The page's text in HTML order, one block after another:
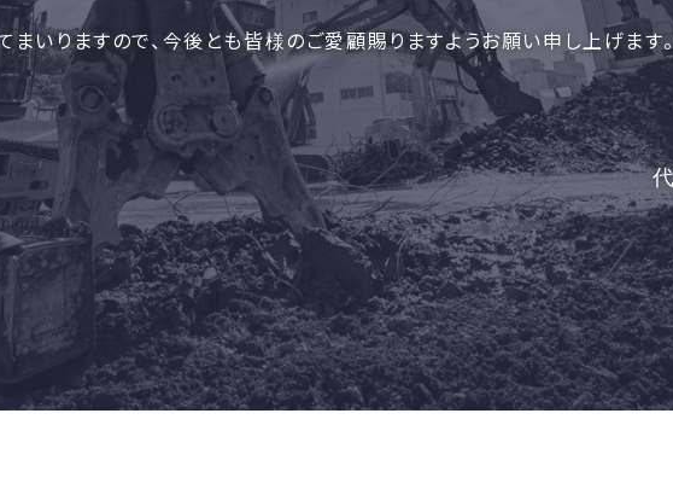
いりますので、今後とも皆様のご愛顧賜りますようお願い申し上げます